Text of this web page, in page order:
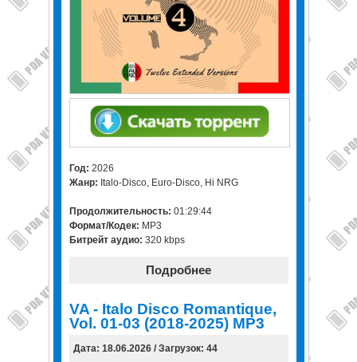
Год: 2026
Жанр: Italo-Disco, Euro-Disco, Hi NRG
Продолжительность: 01:29:44
Формат/Кодек: MP3
Битрейт аудио: 320 kbps
Подробнее
VA - Italo Disco Romantique,
Vol. 01-03 (2018-2025) MP3
Дата: 18.06.2026 / Загрузок: 44